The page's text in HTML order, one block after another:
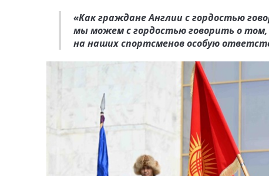
«Как граждане Англии с гордостью
мы можем с гордостью говорить о
на наших спортсменов особую